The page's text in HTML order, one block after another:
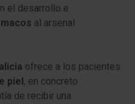
el desarrollo e
al arsenal
ofrece a los pacientes
piel, en concreto
de recibir una